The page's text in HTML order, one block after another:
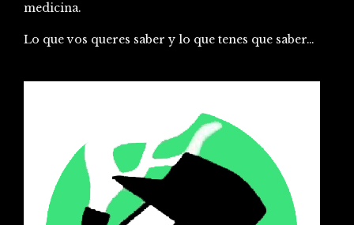
medicina.
Lo que vos queres saber y lo que tenes que saber…